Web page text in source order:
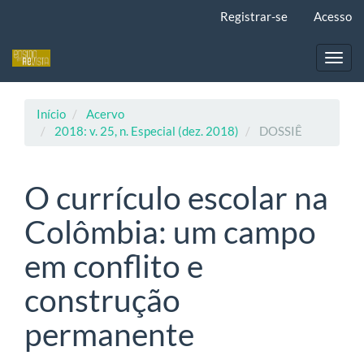
principal
Registrar-se Acesso
Início
Acervo
2018: v. 25, n. Especial (dez. 2018)
DOSSIÊ
O currículo escolar na
Colômbia: um campo
em conflito e
construção
permanente